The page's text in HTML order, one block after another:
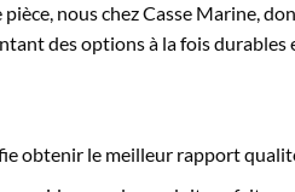
nous chez Casse Marine,
des options à la fois durables
obtenir le meilleur rapport